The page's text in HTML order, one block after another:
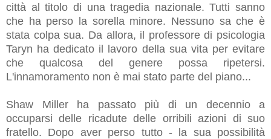
città al titolo di una tragedia nazionale. Tutti sanno
che ha perso la sorella minore. Nessuno sa che è
stata colpa sua. Da allora, il professore di psicologia
Taryn ha dedicato il lavoro della sua vita per evitare
che qualcosa del genere possa ripetersi.
L'innamoramento non è mai stato parte del piano...
Shaw Miller ha passato più di un decennio a
occuparsi delle ricadute delle orribili azioni di suo
fratello. Dopo aver perso tutto - la sua possibilità